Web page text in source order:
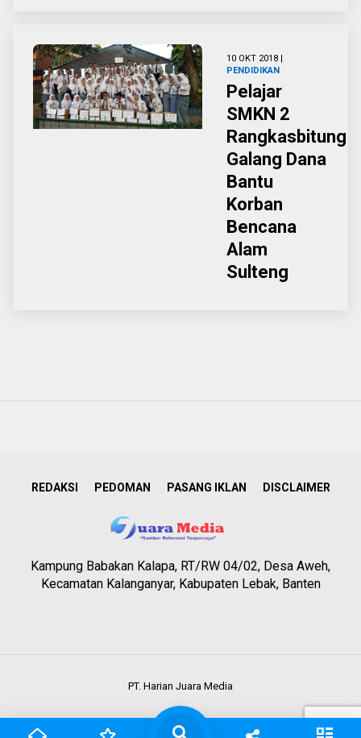
10 OKT 2018 |
PENDIDIKAN
Pelajar
SMKN 2
Rangkasbitung
Galang Dana
Bantu
Korban
Bencana
Alam
Sulteng
REDAKSI PEDOMAN PASANG IKLAN DISCLAIMER
Kampung Babakan Kalapa, RT/RW 04/02, Desa Aweh,
Kecamatan Kalanganyar, Kabupaten Lebak, Banten
PT. Harian Juara Media